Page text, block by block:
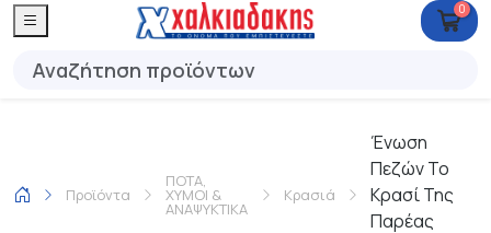
0
Προϊόντα
ΠΟΤΑ,
ΧΥΜΟΙ &
ΑΝΑΨΥΚΤΙΚΑ
Κρασιά
Ένωση
Πεζών Το
Κρασί Της
Παρέας